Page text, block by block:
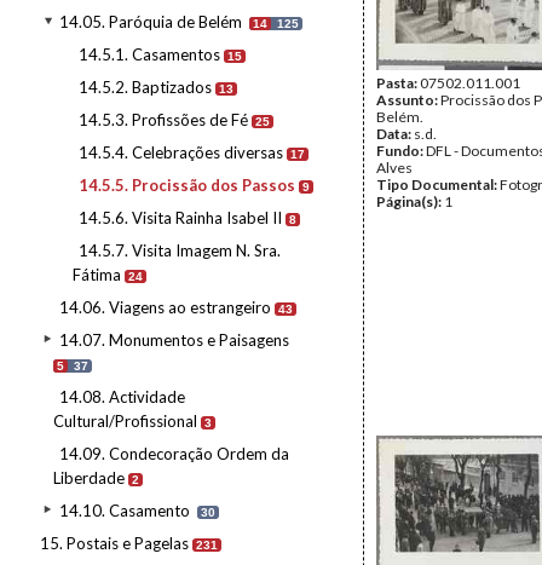
14.05. Paróquia de Belém 14 125
14.5.1. Casamentos 15
14.5.2. Baptizados 13
14.5.3. Profissões de Fé 25
14.5.4. Celebrações diversas 17
14.5.5. Procissão dos Passos 9
14.5.6. Visita Rainha Isabel II 8
14.5.7. Visita Imagem N. Sra.
Fátima
24
14.06. Viagens ao estrangeiro 43
14.07. Monumentos e Paisagens
5 37
14.08. Actividade
Cultural/Profissional
3
14.09. Condecoração Ordem da
Liberdade 2
14.10. Casamento 30
15. Postais e Pagelas 231
Pasta:07502.011.001
Assunto:Procissão dos
Belém.
Data: s.d.
Fundo:DFL -
Alves
Tipo Documental:
Página(s): 1